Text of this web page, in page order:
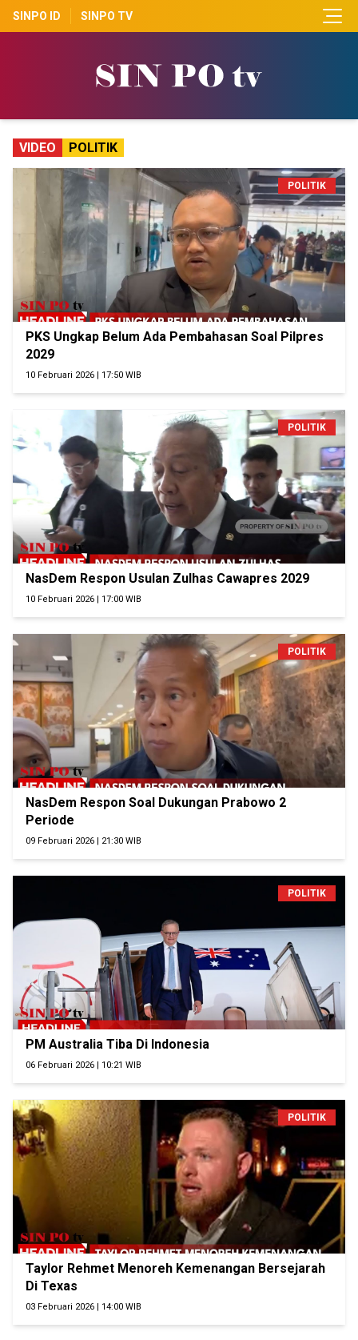
SINPO ID SINPO TV
VIDEO POLITIK
POLITIK
PKS Ungkap Belum Ada Pembahasan Soal Pilpres
2029
10 Februari 2026 | 17:50 WIB
POLITIK
NasDem Respon Usulan Zulhas Cawapres 2029
10 Februari 2026 | 17:00 WIB
POLITIK
NasDem Respon Soal Dukungan Prabowo 2
Periode
09 Februari 2026 | 21:30 WIB
POLITIK
PM Australia Tiba Di Indonesia
06 Februari 2026 | 10:21 WIB
POLITIK
Taylor Rehmet Menoreh Kemenangan Bersejarah
Di Texas
03 Februari 2026 | 14:00 WIB